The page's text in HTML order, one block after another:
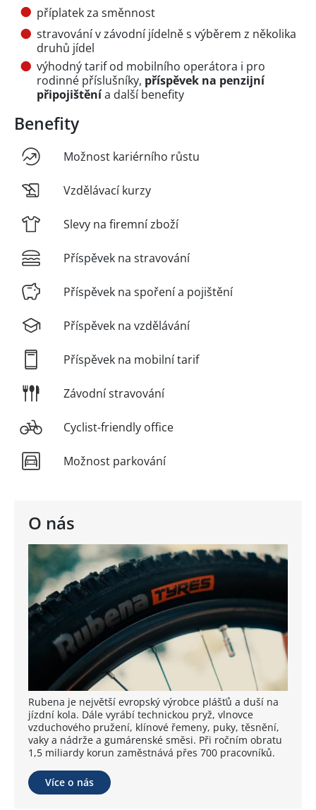
O nás
Rubena je největší evropský výrobce plášťů a duší na
jízdní kola. Dále vyrábí technickou pryž, vlnovce
vzduchového pružení, klínové řemeny, puky, těsnění,
vaky a nádrže a gumárenské směsi. Při ročním obratu
1,5 miliardy korun zaměstnává přes 700 pracovníků.
Více o nás
příplatek za směnnost
stravování v závodní jídelně s výběrem z několika
druhů jídel
výhodný tarif od mobilního operátora i pro
rodinné příslušníky, příspěvek na penzijní
připojištěnía další benefity
Benefity
Možnost kariérního růstu
Vzdělávací kurzy
Slevy na firemní zboží
Příspěvek na stravování
Příspěvek na spoření a pojištění
Příspěvek na vzdělávání
Příspěvek na mobilní tarif
Závodní stravování
Cyclist-friendly office
Možnost parkování